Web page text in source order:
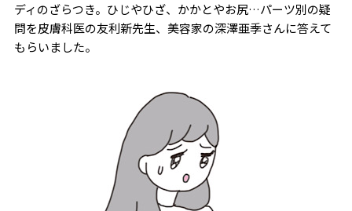
ディのざらつき。ひじやひざ、かかとやお尻…パーツ別の疑
問を皮膚科医の友利新先生、美容家の深澤亜季さんに答えて
もらいました。